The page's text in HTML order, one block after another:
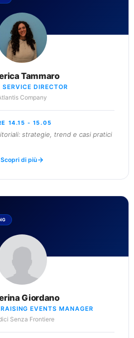
Tammaro
SERVICE DIRECTOR
Company
14.15 - 15.05
strategie, trend e casi pratici
Scopri di più
Giordano
EVENTS MANAGER
Senza Frontiere